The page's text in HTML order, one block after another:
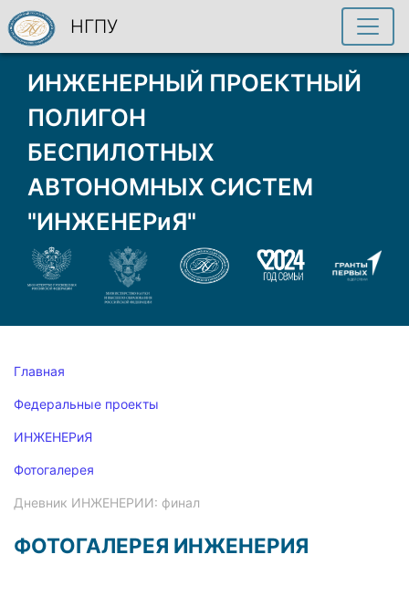
ИНЖЕНЕРНЫЙ ПРОЕКТНЫЙ
ПОЛИГОН
БЕСПИЛОТНЫХ
АВТОНОМНЫХ СИСТЕМ
"ИНЖЕНЕРиЯ"
НГПУ
Главная
Федеральные проекты
ИНЖЕНЕРиЯ
Фотогалерея
Дневник ИНЖЕНЕРИИ: финал
ФОТОГАЛЕРЕЯ ИНЖЕНЕРИЯ